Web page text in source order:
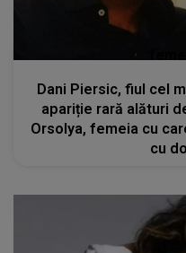
Dani Piersic, fiul cel
apariție rară alături
Orsolya, femeia cu
cu